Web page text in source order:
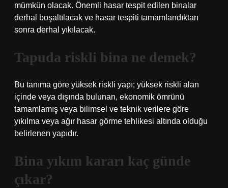
mümkün olacak. Önemli hasar tespit edilen binalar
derhal boşaltılacak ve hasar tespiti tamamlandıktan
sonra derhal yıkılacak.
Tapuda riskli bina ne demek?
Bu tanıma göre yüksek riskli yapı; yüksek riskli alan
içinde veya dışında bulunan, ekonomik ömrünü
tamamlamış veya bilimsel ve teknik verilere göre
yıkılma veya ağır hasar görme tehlikesi altında olduğu
belirlenen yapıdır.
Bina yıkım kararı kaç günde
çıkar?